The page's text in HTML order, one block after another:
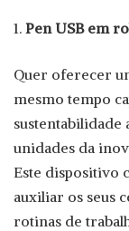
Pen USB em
Quer oferecer
mesmo tempo
sustentabilidade
unidades da
Este dispositivo
auxiliar os seus
rotinas de